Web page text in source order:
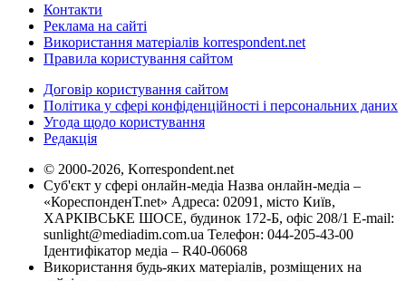
Контакти
Реклама на сайті
Використання матеріалів korrespondent.net
Правила користування сайтом
Договір користування сайтом
Політика у сфері конфіденційності і персональних даних
Угода щодо користування
Редакція
© 2000-2026, Korrespondent.net
Суб'єкт у сфері онлайн-медіа Назва онлайн-медіа –
«КореспонденТ.net» Адреса: 02091, місто Київ,
ХАРКІВСЬКЕ ШОСЕ, будинок 172-Б, офіс 208/1 E-mail:
sunlight@mediadim.com.ua Телефон: 044-205-43-00
Ідентифікатор медіа – R40-06068
Використання будь-яких матеріалів, розміщених на